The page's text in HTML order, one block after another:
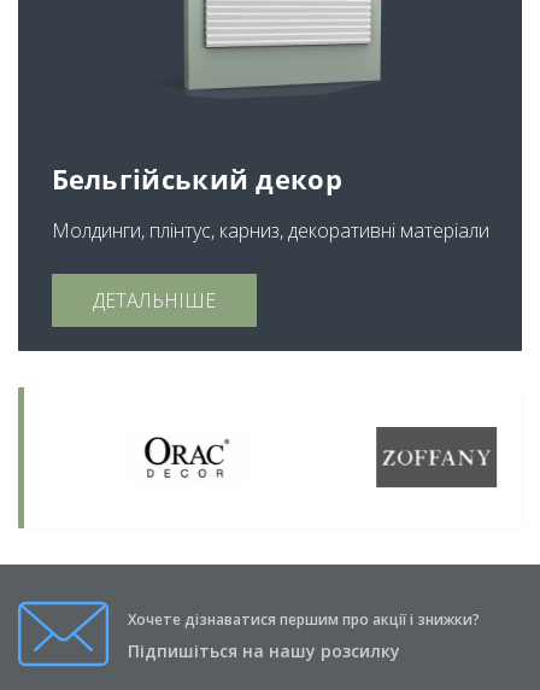
Бельгійський декор
Молдинги, плінтус, карниз, декоративні матеріали
ДЕТАЛЬНІШЕ
Хочете дізнаватися першим про акції і знижки?
Підпишіться на нашу розсилку